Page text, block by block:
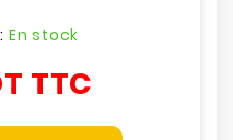
En stock
TTC